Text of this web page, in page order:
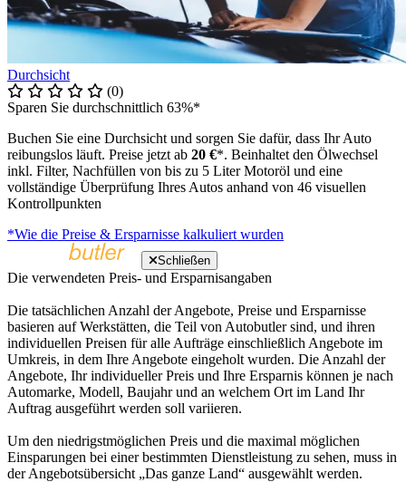
Durchsicht
(0)
Sparen Sie durchschnittlich 63%*
Buchen Sie eine Durchsicht und sorgen Sie dafür, dass Ihr Auto
reibungslos läuft. Preise jetzt ab 20 €*. Beinhaltet den Ölwechsel
inkl. Filter, Nachfüllen von bis zu 5 Liter Motoröl und eine
vollständige Überprüfung Ihres Autos anhand von 46 visuellen
Kontrollpunkten
*Wie die Preise & Ersparnisse kalkuliert wurden
Schließen
Die verwendeten Preis- und Ersparnisangaben
Die tatsächlichen Anzahl der Angebote, Preise und Ersparnisse
basieren auf Werkstätten, die Teil von Autobutler sind, und ihren
individuellen Preisen für alle Aufträge einschließlich Angebote im
Umkreis, in dem Ihre Angebote eingeholt wurden. Die Anzahl der
Angebote, Ihr individueller Preis und Ihre Ersparnis können je nach
Automarke, Modell, Baujahr und an welchem Ort im Land Ihr
Auftrag ausgeführt werden soll variieren.
Um den niedrigstmöglichen Preis und die maximal möglichen
Einsparungen bei einer bestimmten Dienstleistung zu sehen, muss in
der Angebotsübersicht „Das ganze Land“ ausgewählt werden.